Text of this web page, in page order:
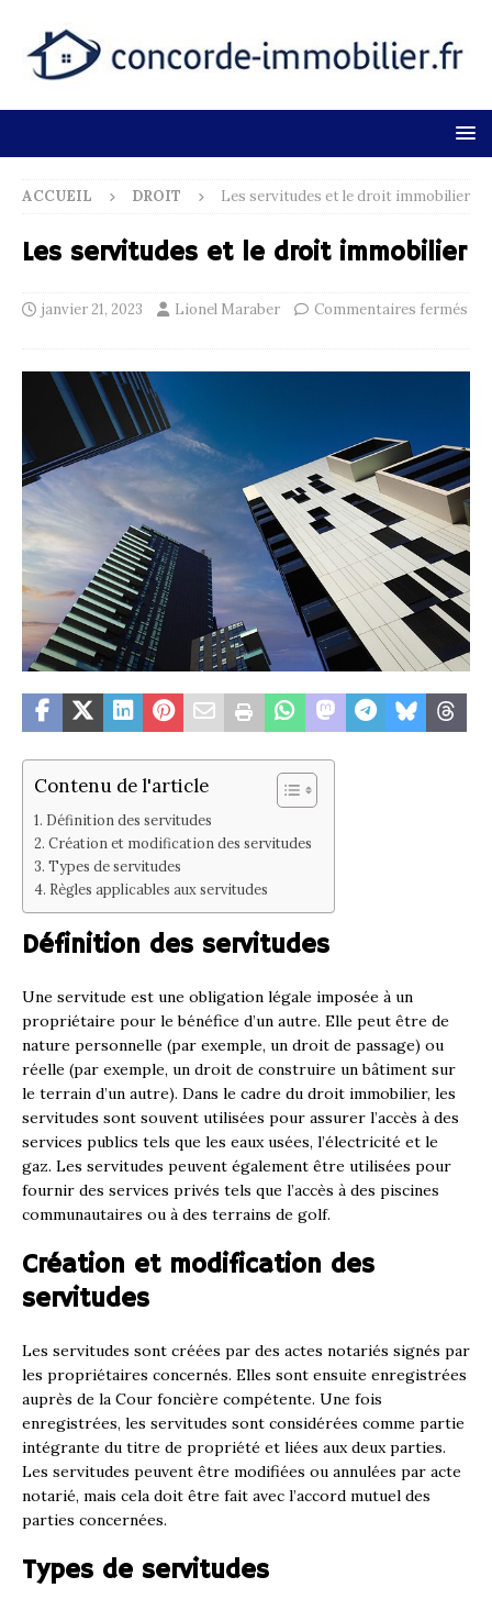
ACCUEIL DROIT Les servitudes et le droit immobilier
Les servitudes et le droit immobilier
janvier 21, 2023 Lionel Maraber Commentaires fermés
Contenu de l'article
Définition des servitudes
Création et modification des servitudes
Types de servitudes
Règles applicables aux servitudes
Définition des servitudes
Une servitude est une obligation légale imposée à un
propriétaire pour le bénéfice d’un autre. Elle peut être de
nature personnelle (par exemple, un droit de passage) ou
réelle (par exemple, un droit de construire un bâtiment sur
le terrain d’un autre). Dans le cadre du droit immobilier, les
servitudes sont souvent utilisées pour assurer l’accès à des
services publics tels que les eaux usées, l’électricité et le
gaz. Les servitudes peuvent également être utilisées pour
fournir des services privés tels que l’accès à des piscines
communautaires ou à des terrains de golf.
Création et modification des
servitudes
Les servitudes sont créées par des actes notariés signés par
les propriétaires concernés. Elles sont ensuite enregistrées
auprès de la Cour foncière compétente. Une fois
enregistrées, les servitudes sont considérées comme partie
intégrante du titre de propriété et liées aux deux parties.
Les servitudes peuvent être modifiées ou annulées par acte
notarié, mais cela doit être fait avec l’accord mutuel des
parties concernées.
Types de servitudes